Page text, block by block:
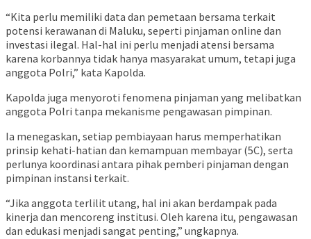
“Kita perlu memiliki data dan pemetaan bersama terkait
potensi kerawanan di Maluku, seperti pinjaman online dan
investasi ilegal. Hal-hal ini perlu menjadi atensi bersama
karena korbannya tidak hanya masyarakat umum, tetapi juga
anggota Polri,” kata Kapolda.
Kapolda juga menyoroti fenomena pinjaman yang melibatkan
anggota Polri tanpa mekanisme pengawasan pimpinan.
Ia menegaskan, setiap pembiayaan harus memperhatikan
prinsip kehati-hatian dan kemampuan membayar (5C), serta
perlunya koordinasi antara pihak pemberi pinjaman dengan
pimpinan instansi terkait.
“Jika anggota terlilit utang, hal ini akan berdampak pada
kinerja dan mencoreng institusi. Oleh karena itu, pengawasan
dan edukasi menjadi sangat penting,” ungkapnya.